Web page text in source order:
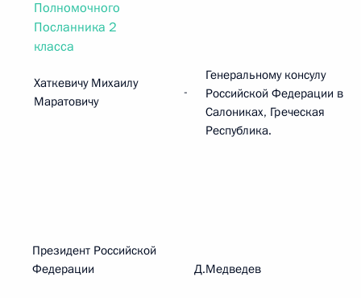
Полномочного
Посланника 2
класса
Хаткевичу Михаилу
Маратовичу
-
Генеральному консулу
Российской Федерации в
Салониках, Греческая
Республика.
Президент Российской
Федерации Д.Медведев